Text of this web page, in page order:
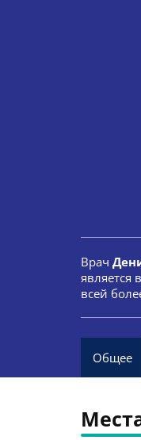
Врач
является
всей
Общее